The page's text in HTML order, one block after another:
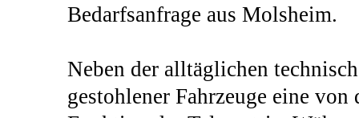
Bedarfsanfrage aus Molsheim.
Neben der alltäglichen
gestohlener Fahrzeuge eine